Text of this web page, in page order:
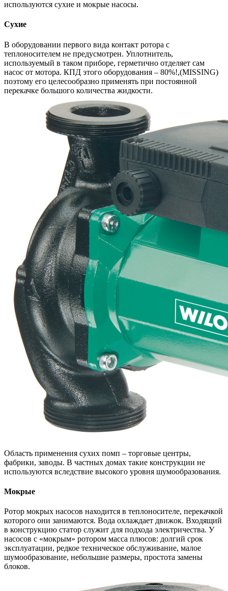
используются сухие и мокрые насосы.
Сухие
В оборудовании первого вида контакт ротора с
теплоносителем не предусмотрен. Уплотнитель,
используемый в таком приборе, герметично отделяет сам
насос от мотора. КПД этого оборудования – 80%!,(MISSING)
поэтому его целесообразно применять при постоянной
перекачке большого количества жидкости.
Область применения сухих помп – торговые центры,
фабрики, заводы. В частных домах такие конструкции не
используются вследствие высокого уровня шумообразования.
Мокрые
Ротор мокрых насосов находится в теплоносителе, перекачкой
которого они занимаются. Вода охлаждает движок. Входящий
в конструкцию статор служит для подхода электричества. У
насосов с «мокрым» ротором масса плюсов: долгий срок
эксплуатации, редкое техническое обслуживание, малое
шумообразование, небольшие размеры, простота замены
блоков.